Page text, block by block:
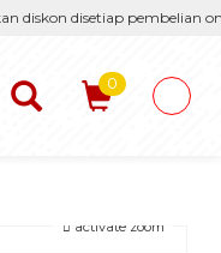
diskon disetiap pembelian
0
activate zoom